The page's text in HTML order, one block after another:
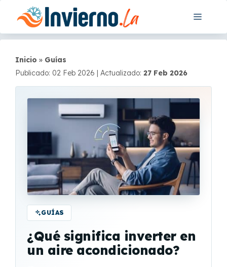
contenido
Menú
Inicio » Guías
Publicado: 02 Feb 2026 | Actualizado: 27 Feb 2026
GUÍAS
¿Qué significa inverter en
un aire acondicionado?